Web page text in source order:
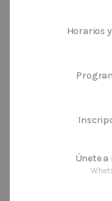
Horarios
Únete